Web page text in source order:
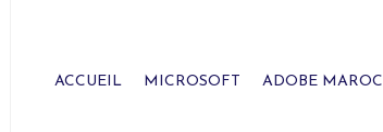
ACCUEIL MICROSOFT ADOBE MAROC